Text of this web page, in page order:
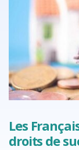
Les
droits de